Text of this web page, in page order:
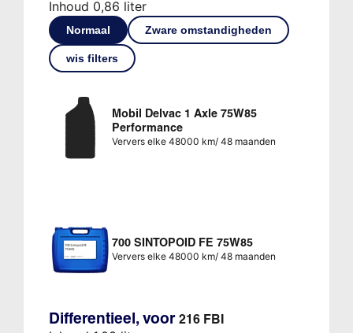
Inhoud 0,86 liter
Normaal Zware omstandigheden
wis filters
Mobil Delvac 1 Axle 75W85
Performance
Ververs elke 48000 km/ 48 maanden
700 SINTOPOID FE 75W85
Ververs elke 48000 km/ 48 maanden
Differentieel, voor 216 FBI